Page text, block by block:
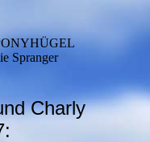
Spranger
Charly